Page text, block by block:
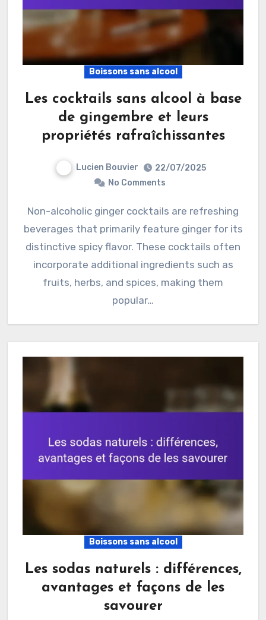
Boissons sans alcool
Les cocktails sans alcool à base
de gingembre et leurs
propriétés rafraîchissantes
Lucien Bouvier
22/07/2025
No Comments
Non-alcoholic ginger cocktails are refreshing
beverages that primarily feature ginger for its
distinctive spicy flavor. These cocktails often
incorporate additional ingredients such as
fruits, herbs, and spices, making them
popular…
Boissons sans alcool
Les sodas naturels : différences,
avantages et façons de les
savourer